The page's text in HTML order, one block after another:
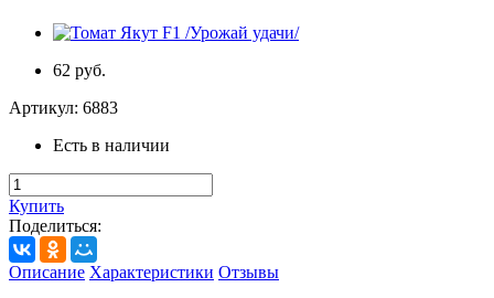
62 руб.
Артикул: 6883
Есть в наличии
Купить
Поделиться:
Описание Характеристики Отзывы